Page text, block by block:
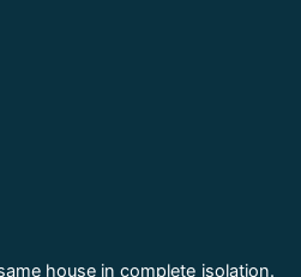
house in complete isolation.